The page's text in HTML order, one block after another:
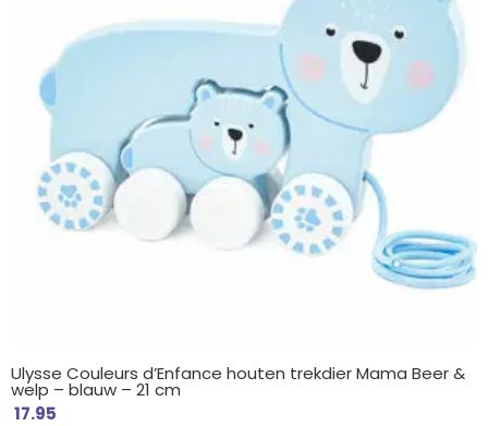
Ulysse Couleurs d’Enfance houten trekdier Mama Beer &
welp – blauw – 21 cm
17.95